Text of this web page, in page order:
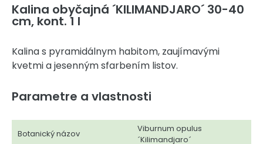
Kalina obyčajná ´KILIMANDJARO´ 30-40
cm, kont. 1 l
Kalina s pyramidálnym habitom, zaujímavými
kvetmi a jesenným sfarbením listov.
Parametre a vlastnosti
Botanický názov
Viburnum opulus
´Kilimandjaro´